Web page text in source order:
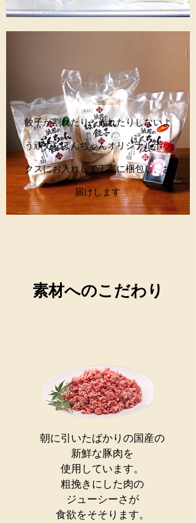
餃子が割れたり、崩れたりしないよ
う頑丈なぽんちゃんオリジナルボッ
クスにお入れして丁寧に梱包し、お
届けします
素材へのこだわり
朝に引いたばかりの国産の
新鮮な豚肉を
使用しています。
粗挽きにした肉の
ジューシーさが
​食欲をそそります。